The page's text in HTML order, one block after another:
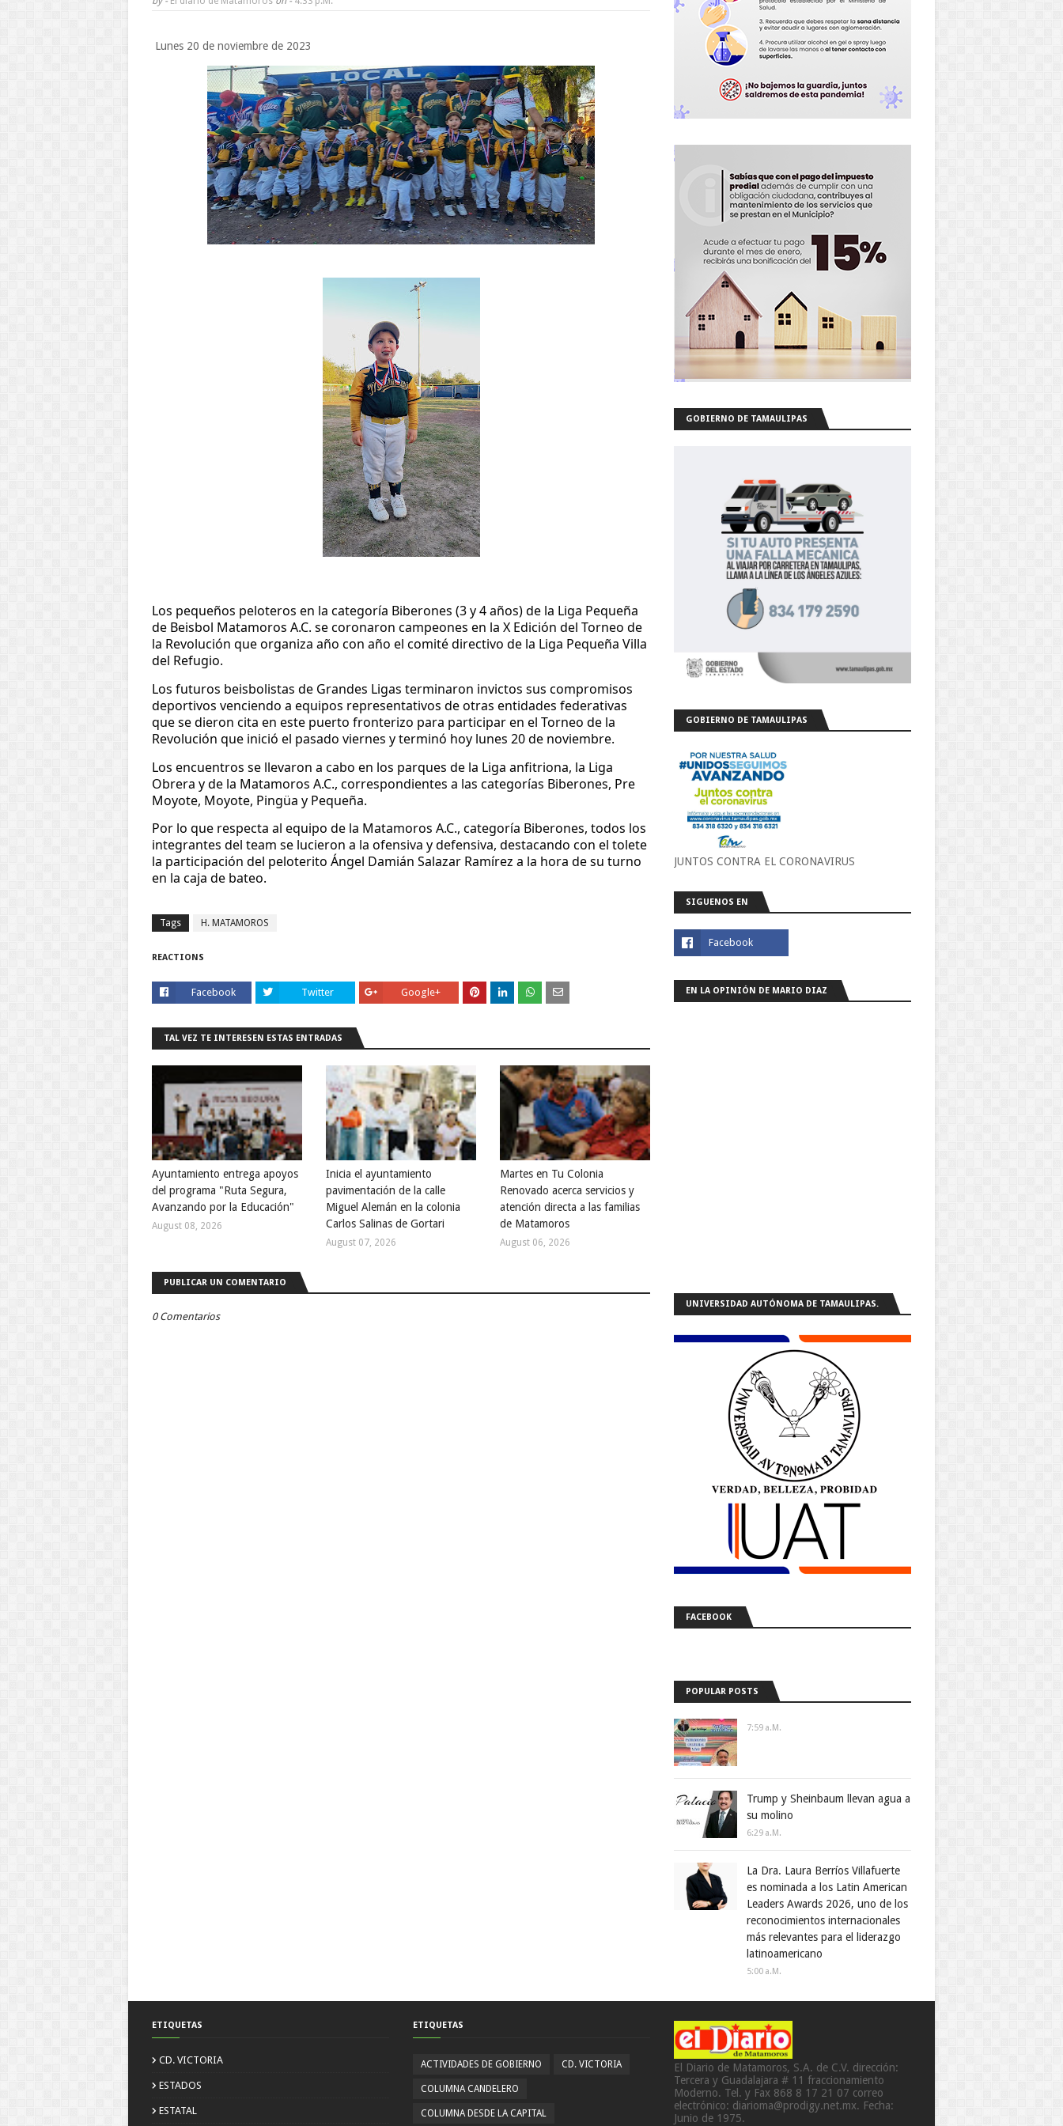
Lunes 20 de noviembre de 2023
Los pequeños peloteros en la categoría Biberones (3 y 4 años) de la Liga Pequeña
de Beisbol Matamoros A.C. se coronaron campeones en la X Edición del Torneo de
la Revolución que organiza año con año el comité directivo de la Liga Pequeña Villa
del Refugio.
Los futuros beisbolistas de Grandes Ligas terminaron invictos sus compromisos
deportivos venciendo a equipos representativos de otras entidades federativas
que se dieron cita en este puerto fronterizo para participar en el Torneo de la
Revolución que inició el pasado viernes y terminó hoy lunes 20 de noviembre.
Los encuentros se llevaron a cabo en los parques de la Liga anfitriona, la Liga
Obrera y de la Matamoros A.C., correspondientes a las categorías Biberones, Pre
Moyote, Moyote, Pingüa y Pequeña.
Por lo que respecta al equipo de la Matamoros A.C., categoría Biberones, todos los
integrantes del team se lucieron a la ofensiva y defensiva, destacando con el tolete
la participación del peloterito Ángel Damián Salazar Ramírez a la hora de su turno
en la caja de bateo.
Tags H. MATAMOROS
REACTIONS
Facebook Twitter Google+
TAL VEZ TE INTERESEN ESTAS ENTRADAS
Ayuntamiento entrega apoyos
del programa "Ruta Segura,
Avanzando por la Educación"
August 08, 2026
Inicia el ayuntamiento
pavimentación de la calle
Miguel Alemán en la colonia
Carlos Salinas de Gortari
August 07, 2026
Martes en Tu Colonia
Renovado acerca servicios y
atención directa a las familias
de Matamoros
August 06, 2026
PUBLICAR UN COMENTARIO
0 Comentarios
GOBIERNO DE TAMAULIPAS
GOBIERNO DE TAMAULIPAS
JUNTOS CONTRA EL CORONAVIRUS
SIGUENOS EN
EN LA OPINIÓN DE MARIO DIAZ
UNIVERSIDAD AUTÓNOMA DE TAMAULIPAS.
FACEBOOK
POPULAR POSTS
7:59 A.m.
Trump y Sheinbaum llevan agua a
su molino
6:29 A.m.
La Dra. Laura Berríos Villafuerte
es nominada a los Latin American
Leaders Awards 2026, uno de los
reconocimientos internacionales
más relevantes para el liderazgo
latinoamericano
5:00 A.m.
ETIQUETAS
CD. VICTORIA
ESTADOS
ESTATAL
ETIQUETAS
ACTIVIDADES DE GOBIERNO CD. VICTORIA
COLUMNA CANDELERO
COLUMNA DESDE LA CAPITAL
El Diario de Matamoros, S.A. de C.V. dirección:
Tercera y Guadalajara # 11 fraccionamiento
Moderno. Tel. y Fax 868 8 17 21 07 correo
electrónico: diarioma@prodigy.net.mx. Fecha:
Junio de 1975.